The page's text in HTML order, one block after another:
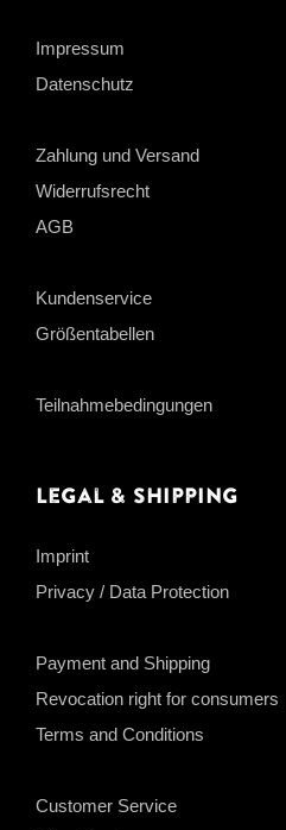
Impressum
Datenschutz
Zahlung und Versand
Widerrufsrecht
AGB
Kundenservice
Größentabellen
Teilnahmebedingungen
Legal & Shipping
Imprint
Privacy / Data Protection
Payment and Shipping
Revocation right for consumers
Terms and Conditions
Customer Service